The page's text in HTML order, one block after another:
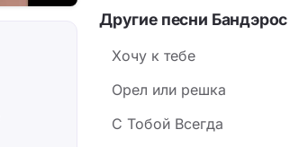
Другие песни Бандэрос
Хочу к тебе
Орел или решка
С Тобой Всегда